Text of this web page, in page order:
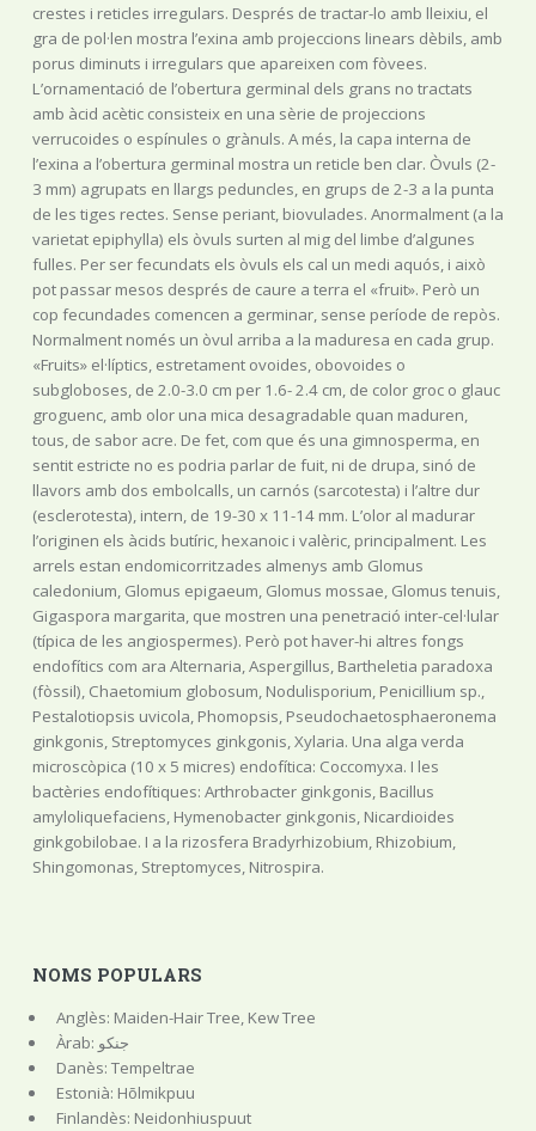
crestes i reticles irregulars. Després de tractar-lo amb lleixiu, el
gra de pol·len mostra l’exina amb projeccions linears dèbils, amb
porus diminuts i irregulars que apareixen com fòvees.
L’ornamentació de l’obertura germinal dels grans no tractats
amb àcid acètic consisteix en una sèrie de projeccions
verrucoides o espínules o grànuls. A més, la capa interna de
l’exina a l’obertura germinal mostra un reticle ben clar. Òvuls (2-
3 mm) agrupats en llargs peduncles, en grups de 2-3 a la punta
de les tiges rectes. Sense periant, biovulades. Anormalment (a la
varietat epiphylla) els òvuls surten al mig del limbe d’algunes
fulles. Per ser fecundats els òvuls els cal un medi aquós, i això
pot passar mesos després de caure a terra el «fruit». Però un
cop fecundades comencen a germinar, sense període de repòs.
Normalment només un òvul arriba a la maduresa en cada grup.
«Fruits» el·líptics, estretament ovoides, obovoides o
subgloboses, de 2.0-3.0 cm per 1.6- 2.4 cm, de color groc o glauc
groguenc, amb olor una mica desagradable quan maduren,
tous, de sabor acre. De fet, com que és una gimnosperma, en
sentit estricte no es podria parlar de fuit, ni de drupa, sinó de
llavors amb dos embolcalls, un carnós (sarcotesta) i l’altre dur
(esclerotesta), intern, de 19-30 x 11-14 mm. L’olor al madurar
l’originen els àcids butíric, hexanoic i valèric, principalment. Les
arrels estan endomicorritzades almenys amb Glomus
caledonium, Glomus epigaeum, Glomus mossae, Glomus tenuis,
Gigaspora margarita, que mostren una penetració inter-cel·lular
(típica de les angiospermes). Però pot haver-hi altres fongs
endofítics com ara Alternaria, Aspergillus, Bartheletia paradoxa
(fòssil), Chaetomium globosum, Nodulisporium, Penicillium sp.,
Pestalotiopsis uvicola, Phomopsis, Pseudochaetosphaeronema
ginkgonis, Streptomyces ginkgonis, Xylaria. Una alga verda
microscòpica (10 x 5 micres) endofítica: Coccomyxa. I les
bactèries endofítiques: Arthrobacter ginkgonis, Bacillus
amyloliquefaciens, Hymenobacter ginkgonis, Nicardioides
ginkgobilobae. I a la rizosfera Bradyrhizobium, Rhizobium,
Shingomonas, Streptomyces, Nitrospira.
NOMS POPULARS
Anglès: Maiden-Hair Tree, Kew Tree
Àrab: جنكو
Danès: Tempeltrae
Estonià: Hõlmikpuu
Finlandès: Neidonhiuspuut